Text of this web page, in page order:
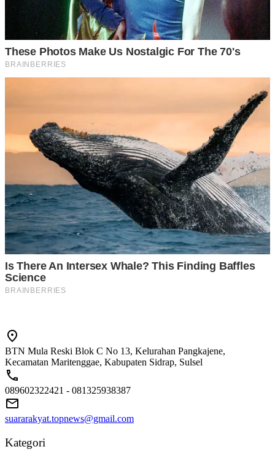
BTN Mula Reski Blok C No 13, Kelurahan Pangkajene,
Kecamatan Maritenggae, Kabupaten Sidrap, Sulsel
089602322421 - 081325938387
suararakyat.topnews@gmail.com
Kategori